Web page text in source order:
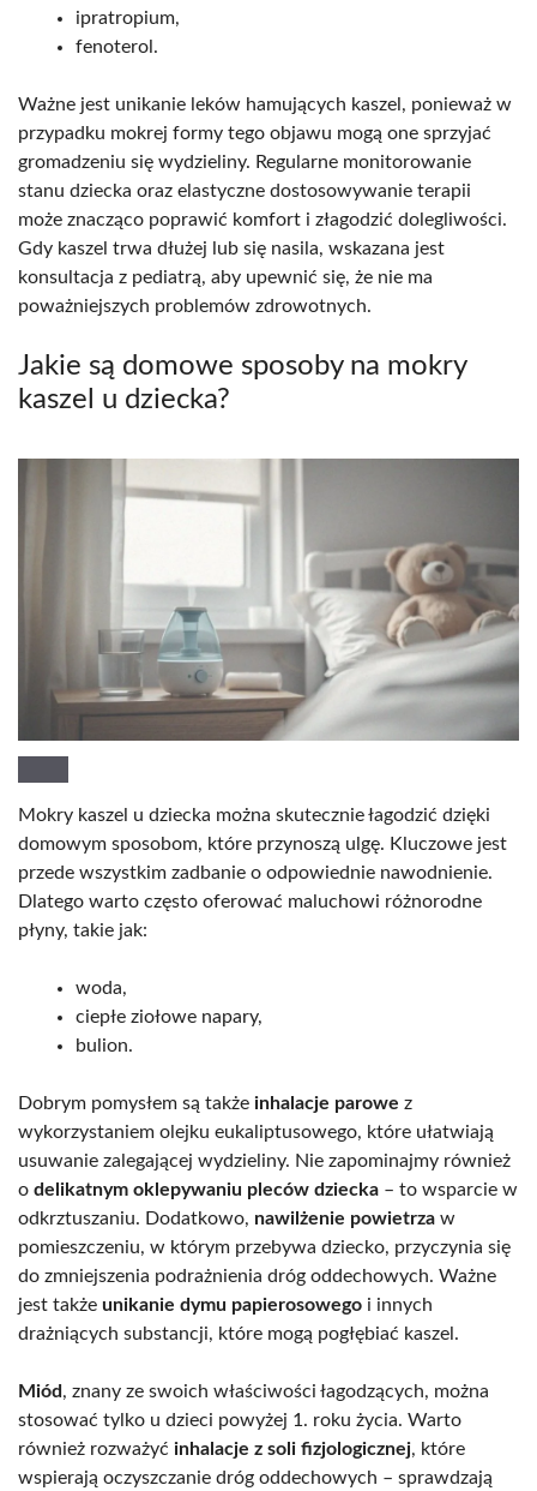
ipratropium,
fenoterol.
Ważne jest unikanie leków hamujących kaszel, ponieważ w
przypadku mokrej formy tego objawu mogą one sprzyjać
gromadzeniu się wydzieliny. Regularne monitorowanie
stanu dziecka oraz elastyczne dostosowywanie terapii
może znacząco poprawić komfort i złagodzić dolegliwości.
Gdy kaszel trwa dłużej lub się nasila, wskazana jest
konsultacja z pediatrą, aby upewnić się, że nie ma
poważniejszych problemów zdrowotnych.
Jakie są domowe sposoby na mokry
kaszel u dziecka?
Mokry kaszel u dziecka można skutecznie łagodzić dzięki
domowym sposobom, które przynoszą ulgę. Kluczowe jest
przede wszystkim zadbanie o odpowiednie nawodnienie.
Dlatego warto często oferować maluchowi różnorodne
płyny, takie jak:
woda,
ciepłe ziołowe napary,
bulion.
Dobrym pomysłem są także inhalacje parowe z
wykorzystaniem olejku eukaliptusowego, które ułatwiają
usuwanie zalegającej wydzieliny. Nie zapominajmy również
o delikatnym oklepywaniu pleców dziecka – to wsparcie w
odkrztuszaniu. Dodatkowo, nawilżenie powietrza w
pomieszczeniu, w którym przebywa dziecko, przyczynia się
do zmniejszenia podrażnienia dróg oddechowych. Ważne
jest także unikanie dymu papierosowego i innych
drażniących substancji, które mogą pogłębiać kaszel.
Miód, znany ze swoich właściwości łagodzących, można
stosować tylko u dzieci powyżej 1. roku życia. Warto
również rozważyć inhalacje z soli fizjologicznej, które
wspierają oczyszczanie dróg oddechowych – sprawdzają